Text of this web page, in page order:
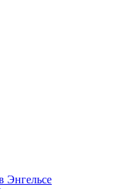
Энгельсе